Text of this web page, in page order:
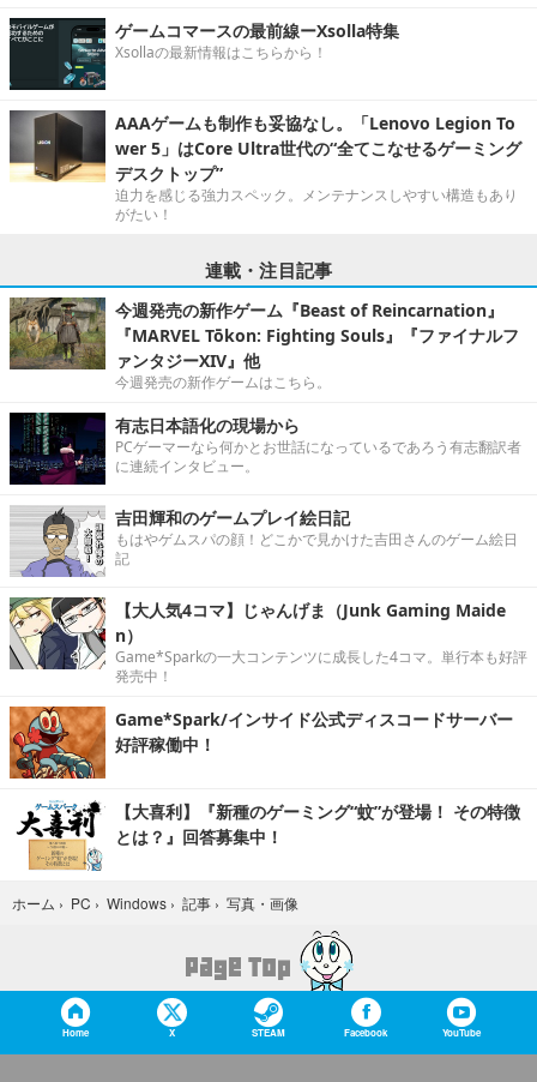
ゲームコマースの最前線ーXsolla特集
Xsollaの最新情報はこちらから！
AAAゲームも制作も妥協なし。「Lenovo Legion To
wer 5」はCore Ultra世代の“全てこなせるゲーミング
デスクトップ”
迫力を感じる強力スペック。メンテナンスしやすい構造もあり
がたい！
連載・注目記事
今週発売の新作ゲーム『Beast of Reincarnation』
『MARVEL Tōkon: Fighting Souls』『ファイナルフ
ァンタジーXIV』他
今週発売の新作ゲームはこちら。
有志日本語化の現場から
PCゲーマーなら何かとお世話になっているであろう有志翻訳者
に連続インタビュー。
吉田輝和のゲームプレイ絵日記
もはやゲムスパの顔！どこかで見かけた吉田さんのゲーム絵日
記
【大人気4コマ】じゃんげま（Junk Gaming Maide
n）
Game*Sparkの一大コンテンツに成長した4コマ。単行本も好評
発売中！
Game*Spark/インサイド公式ディスコードサーバー
好評稼働中！
【大喜利】『新種のゲーミング“蚊”が登場！ その特徴
とは？』回答募集中！
ホーム › PC › Windows › 記事 › 写真・画像
Home X STEAM Facebook YouTube